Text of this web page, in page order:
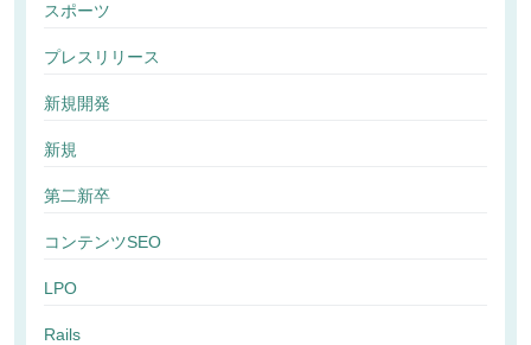
スポーツ
プレスリリース
新規開発
新規
第二新卒
コンテンツSEO
LPO
Rails